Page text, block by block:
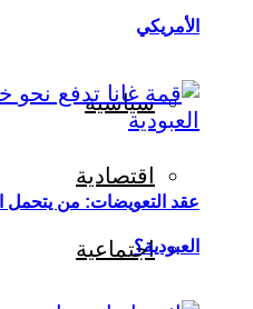
سياسية
اقتصادية
اجتماعية
الأمريكي
عقد التعويضات: من يتحمل
العبودية؟